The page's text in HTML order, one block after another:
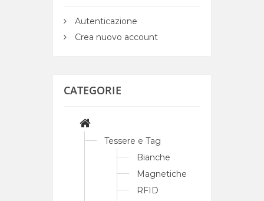
Autenticazione
Crea nuovo account
CATEGORIE
Tessere e Tag
Bianche
Magnetiche
RFID